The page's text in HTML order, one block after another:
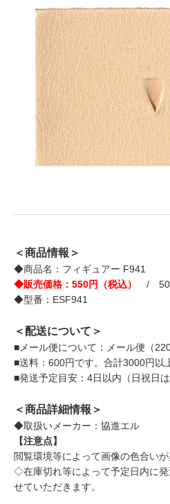
＜商品情報＞
◆商品名：フィギュアー F941
◆販売価格：550円（税込）
/ 500
◆型番：ESF941
＜配送について＞
■メール便について：メール便（
■送料：600円です。合計3000円以
■発送予定目安：4日以内（日祝日は
＜商品詳細情報＞
◆取扱いメーカー：協進エル
【注意点】
閲覧環境等によって画像の色合いが
◇在庫切れ等によって予定日内に
せていただきます。